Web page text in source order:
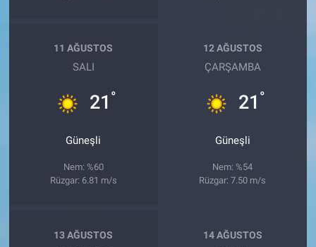
11 AĞUSTOS
SALI
21 °
Güneşli
Nem: %60
Rüzgar: 6.81 m/s
12 AĞUSTOS
ÇARŞAMBA
21 °
Güneşli
Nem: %54
Rüzgar: 7.50 m/s
13 AĞUSTOS 14 AĞUSTOS